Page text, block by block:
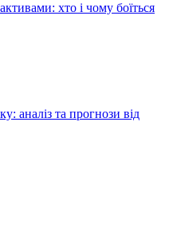
хто і чому боїться
аналіз та прогнози від